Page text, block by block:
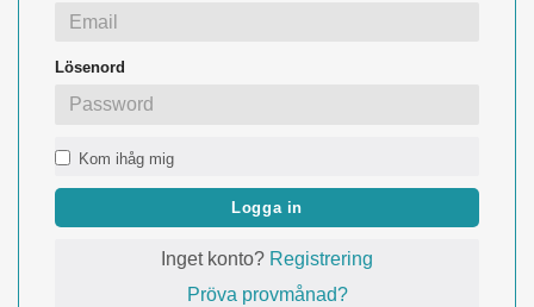
Lösenord
Kom ihåg mig
Logga in
Inget konto? Registrering
Pröva provmånad?